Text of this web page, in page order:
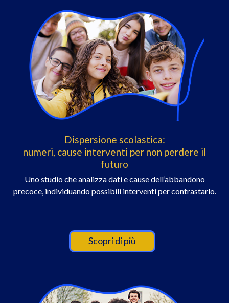
Dispersione scolastica:
numeri, cause interventi per non perdere il
futuro
Uno studio che analizza dati e cause dell’abbandono
precoce, individuando possibili interventi per contrastarlo.
Scopri di più